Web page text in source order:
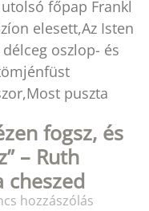
utolsó főpap Frankl
elesett,Az Isten
oszlop- és
puszta
fogsz, és
– Ruth
cheszed
hozzászólás